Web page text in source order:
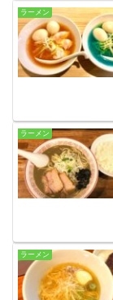
ラーメン
ラーメン
ラーメン